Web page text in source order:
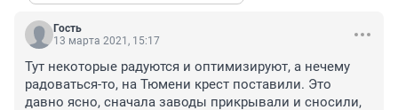
Гость
13 марта 2021, 15:17
Тут некоторые радуются и оптимизируют, а нечему
радоваться-то, на Тюмени крест поставили. Это
давно ясно, сначала заводы прикрывали и сносили,